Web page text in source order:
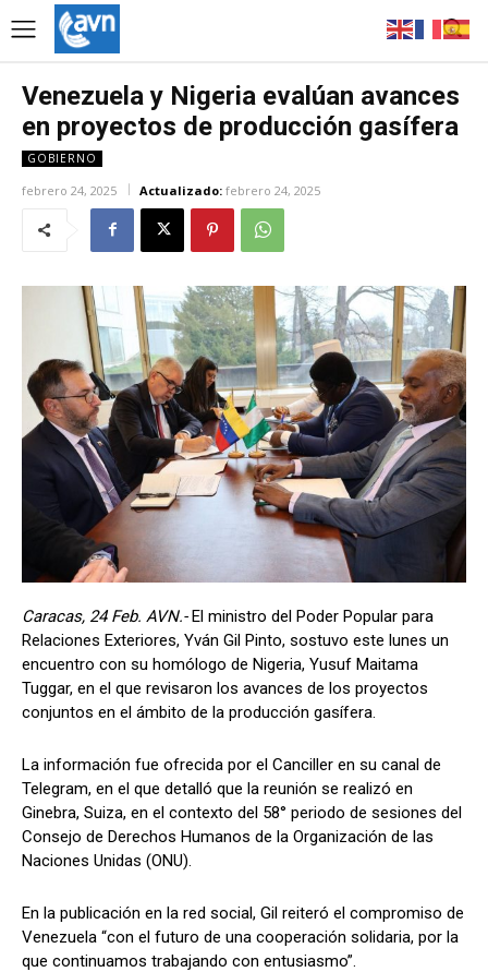
Venezuela y Nigeria evalúan avances
en proyectos de producción gasífera
GOBIERNO
febrero 24, 2025 Actualizado: febrero 24, 2025
Caracas, 24 Feb. AVN.-El ministro del Poder Popular para
Relaciones Exteriores, Yván Gil Pinto, sostuvo este lunes un
encuentro con su homólogo de Nigeria, Yusuf Maitama
Tuggar, en el que revisaron los avances de los proyectos
conjuntos en el ámbito de la producción gasífera.
La información fue ofrecida por el Canciller en su canal de
Telegram, en el que detalló que la reunión se realizó en
Ginebra, Suiza, en el contexto del 58° periodo de sesiones del
Consejo de Derechos Humanos de la Organización de las
Naciones Unidas (ONU).
En la publicación en la red social, Gil reiteró el compromiso de
Venezuela “con el futuro de una cooperación solidaria, por la
que continuamos trabajando con entusiasmo”.